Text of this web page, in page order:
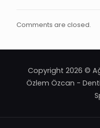
Comments are closed.
Copyright 2026 ©
Özlem Özcan -